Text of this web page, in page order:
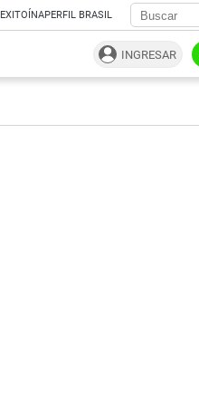
EXITOÍNAPERFIL BRASIL
INGRESAR